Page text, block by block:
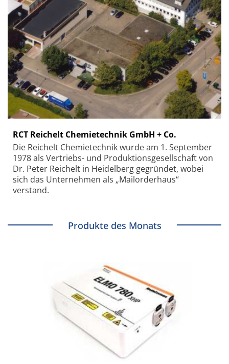
RCT Reichelt Chemietechnik GmbH + Co.
Die Reichelt Chemietechnik wurde am 1. September
1978 als Vertriebs- und Produktionsgesellschaft von
Dr. Peter Reichelt in Heidelberg gegründet, wobei
sich das Unternehmen als „Mailorderhaus“
verstand.
Produkte des Monats